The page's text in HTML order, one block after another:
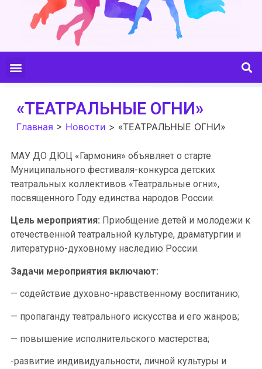
«ТЕАТРАЛЬНЫЕ ОГНИ»
Главная > Новости > «ТЕАТРАЛЬНЫЕ ОГНИ»
МАУ ДО ДЮЦ «Гармония» объявляет о старте
Муниципального фестиваля-конкурса детских
театральных коллективов «Театральные огни»,
посвященного Году единства народов России.
Цель мероприятия: Приобщение детей и молодежи к
отечественной театральной культуре, драматургии и
литературно-духовному наследию России.
Задачи мероприятия включают:
— содействие духовно-нравственному воспитанию;
— пропаганду театрального искусства и его жанров;
— повышение исполнительского мастерства;
-развитие индивидуальности, личной культуры и